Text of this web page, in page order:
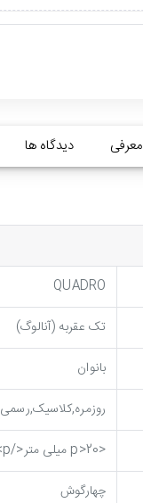
معرفی دیدگاه ها
QUADRO
تک عقربه (آنالوگ)
بانوان
روزمره,کلاسیک,رسمی
<p>20 میلی متر</p>
چهارگوش